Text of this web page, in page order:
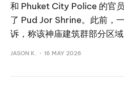
和 Phuket City Police 的官
了 Pud Jor Shrine。此前，
诉，称该神庙建筑群部分区
JASON K. 16 MAY 2026